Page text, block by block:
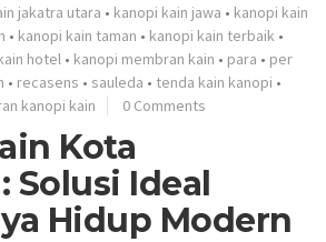
jakatra utara • kanopi kain jawa • kanopi kain
• kanopi kain taman • kanopi kain terbaik •
hotel • kanopi membran kain • para • per
• recasens • sauleda • tenda kain kanopi •
kanopi kain 0 Comments
Kota
Solusi Ideal
Hidup Modern